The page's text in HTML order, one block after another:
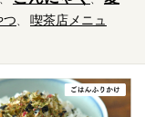
つ
喫茶店メニュ